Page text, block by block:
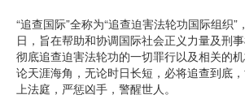
“追查国际”全称为“追查迫害法轮功国际组织
日，旨在帮助和协调国际社会正义力量及刑
彻底追查迫害法轮功的一切罪行以及相关的
论天涯海角，无论时日长短，必将追查到底
上法庭，严惩凶手，警醒世人。